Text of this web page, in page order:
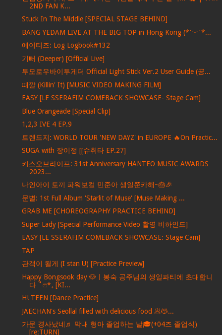
2ND FAN K...
Stuck In The Middle [SPECIAL STAGE BEHIND]
BANG YEDAM LIVE AT THE BIG TOP in Hong Kong (*˙︶˙*...
에이티즈: Log Logbook#132
기뻐 (Deeper) [Official Live]
투모로우바이투게더 Official Light Stick Ver.2 User Guide (공...
때깔 (Killin' It) [MUSIC VIDEO MAKING FILM]
EASY [LE SSERAFIM COMEBACK SHOWCASE- Stage Cam]
Blue Orangeade [Special Clip]
1,2,3 IVE 4 EP.9
트렌드지: WORLD TOUR 'NEW DAYZ' in EUROPE 🔥On Practic...
SUGA with 장이정 [[슈취타 EP.27]
키스오브라이프: 31st Anniversary HANTEO MUSIC AWARDS
2023...
나인아이 토끼 파워보컬 민준아 생일쭌카해~🎂🎉
문별: 1st Full Album 'Starlit of Muse' [Muse Making ...
GRAB ME [CHOREOGRAPHY PRACTICE BEHIND]
Super Lady [Special Performance Video 촬영 비하인드]
EASY [LE SSERAFIM COMEBACK SHOWCASE: Stage Cam]
TAP
관객이 될게 (I stan U) [Practice Preview]
Happy Bongsook day 🐶ㅣ봉숙 공주님의 생일파티에 초대합니
다 ˚ෆ*₊ [KI...
H! TEEN [Dance Practice]
JAECHAN's Seollal filled with delicious food 🥟😽...
가문 경사났네♬ 막내 형아 졸업하는 날🎓(+04즈 졸업식)
[re:TURN]